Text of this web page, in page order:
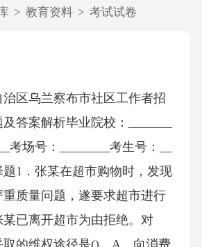
> 教育资料 > 考试试卷
治区乌兰察布市社区工作者招
答案解析毕业院校：_______
考场号：________考生号：__
题1．张某在超市购物时，发现
质量问题，遂要求超市进行
已离开超市为由拒绝。对